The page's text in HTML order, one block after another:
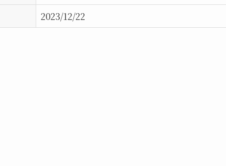
2023/12/22